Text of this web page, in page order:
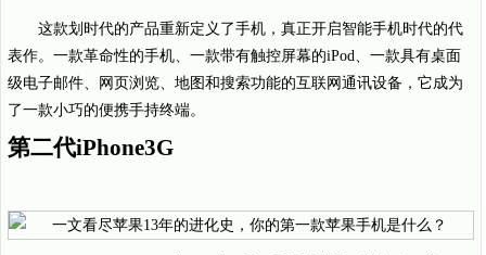
这款划时代的产品重新定义了手机，真正开启智能手机时代的代
表作。一款革命性的手机、一款带有触控屏幕的iPod、一款具有桌面
级电子邮件、网页浏览、地图和搜索功能的互联网通讯设备，它成为
了一款小巧的便携手持终端。
第二代iPhone3G